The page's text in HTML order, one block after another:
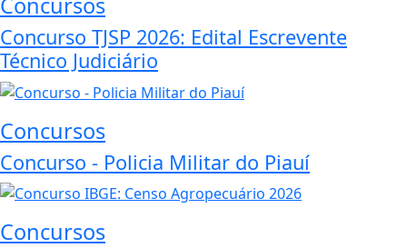
Concurso TJSP 2026: Edital Escrevente
Técnico Judiciário
Concursos
Concurso - Policia Militar do Piauí
Concursos